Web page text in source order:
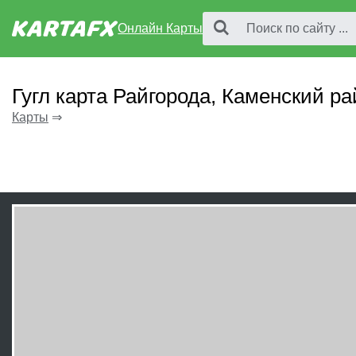
Онлайн Карты
Гугл карта Райгорода, Каменский
Карты ⇒